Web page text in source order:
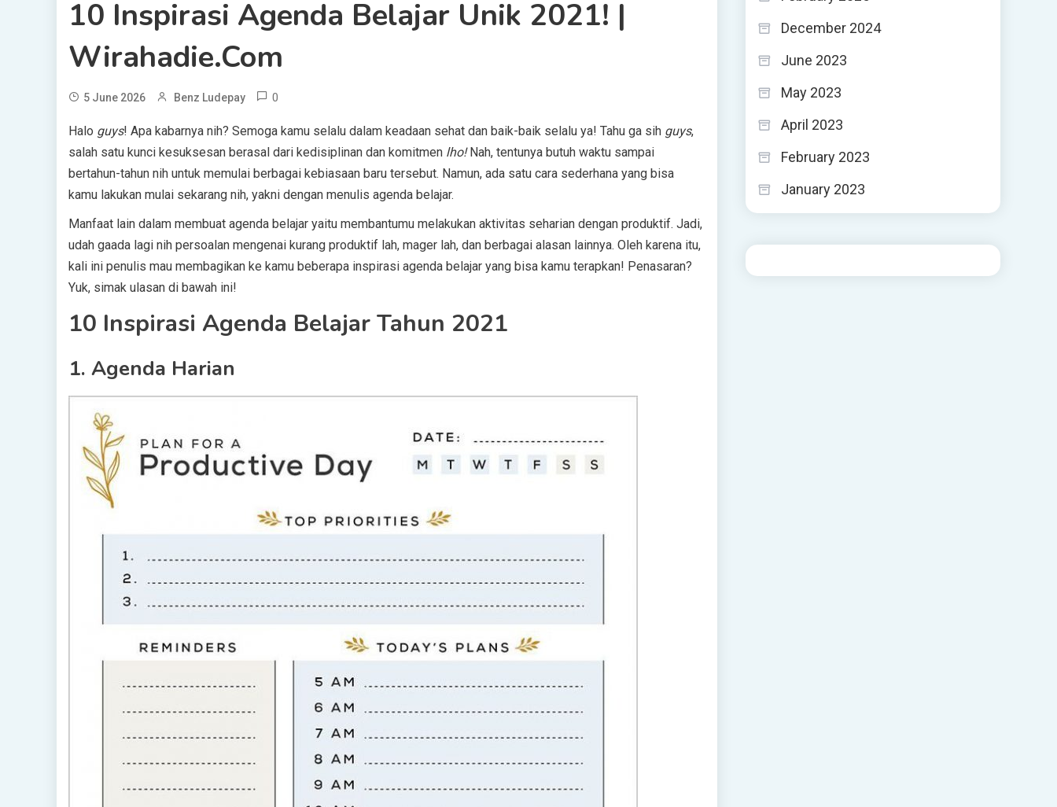
10 Inspirasi Agenda Belajar Unik 2021! |
Wirahadie.com
5 June 2026 Benz Ludepay 0
Halo guys! Apa kabarnya nih? Semoga kamu selalu dalam keadaan sehat dan baik-baik selalu ya! Tahu ga sih guys,
salah satu kunci kesuksesan berasal dari kedisiplinan dan komitmen lho!Nah, tentunya butuh waktu sampai
bertahun-tahun nih untuk memulai berbagai kebiasaan baru tersebut. Namun, ada satu cara sederhana yang bisa
kamu lakukan mulai sekarang nih, yakni dengan menulis agenda belajar.
Manfaat lain dalam membuat agenda belajar yaitu membantumu melakukan aktivitas seharian dengan produktif. Jadi,
udah gaada lagi nih persoalan mengenai kurang produktif lah, mager lah, dan berbagai alasan lainnya. Oleh karena itu,
kali ini penulis mau membagikan ke kamu beberapa inspirasi agenda belajar yang bisa kamu terapkan! Penasaran?
Yuk, simak ulasan di bawah ini!
10 Inspirasi Agenda Belajar Tahun 2021
1. Agenda Harian
December 2024
June 2023
May 2023
April 2023
February 2023
January 2023